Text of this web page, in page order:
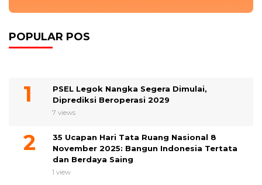
POPULAR POS
PSEL Legok Nangka Segera Dimulai,
Diprediksi Beroperasi 2029
7 views
35 Ucapan Hari Tata Ruang Nasional 8
November 2025: Bangun Indonesia Tertata
dan Berdaya Saing
1 view